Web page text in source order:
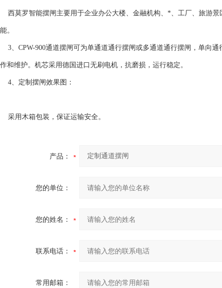
西莫罗智能摆闸主要用于企业办公大楼、金融机构、*、工厂、旅游
能。
3、CPW-900通道摆闸可为单通道通行摆闸或多通道通行摆闸，单向
作和维护。机芯采用德国进口无刷电机，抗磨损，运行稳定。
4、定制摆闸效果图：
采用木箱包装，保证运输安全。
产品：
您的单位：
您的姓名：
联系电话：
常用邮箱：